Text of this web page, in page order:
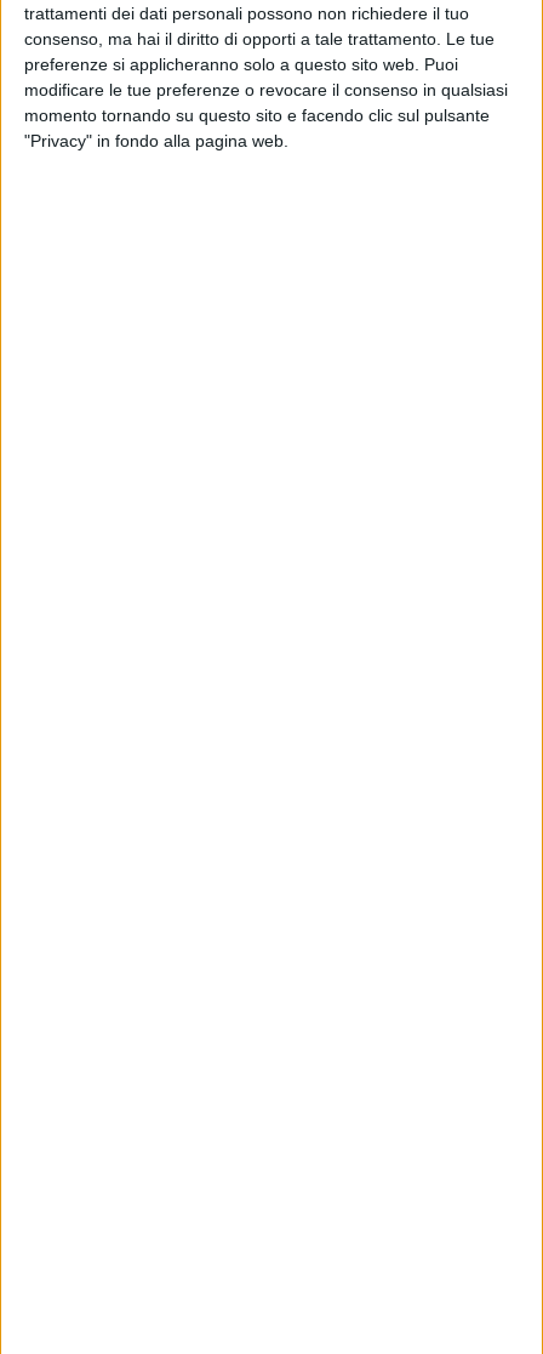
trattamenti dei dati personali possono non richiedere il tuo
consenso, ma hai il diritto di opporti a tale trattamento. Le tue
preferenze si applicheranno solo a questo sito web. Puoi
modificare le tue preferenze o revocare il consenso in qualsiasi
momento tornando su questo sito e facendo clic sul pulsante
"Privacy" in fondo alla pagina web.
Emiliano lo ha detto parlando con i giornalisti a Bari. «Renzi
- ha aggiunto Emiliano - ha detto che dobbiamo vederci
presto. Nella sua voce ho sentito un pizzico emozione che
mi fa sperare abbia imparato la lezione».
«Fronte democratico - ha evidenziato - non esisteva, la